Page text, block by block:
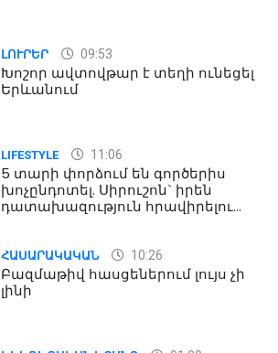
ԼՈՒՐԵՐ 09:53
Խոշոր ավտովթար է տեղի ունեցել
Երևանում
LIFESTYLE 11:06
5 տարի փորձում են գործերիս
խոչընդոտել. Սիրուշոն` իրեն
դատախազություն հրավիրելու
ՀԱՍԱՐԱԿԱԿԱՆ 10:26
Բազմաթիվ հասցեներում լույս չի
լինի